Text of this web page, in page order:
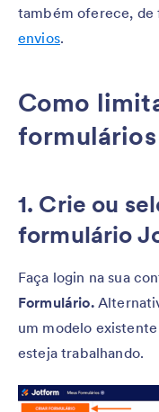
também oferece, de
envios.
Como
1. Crie ou
formulário
Faça login na sua
Formulário.
um modelo
esteja trabalhando.